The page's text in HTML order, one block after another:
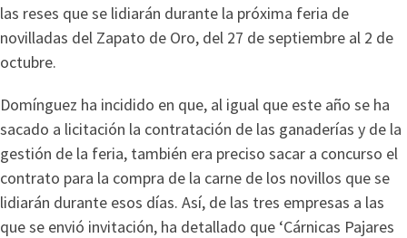
las reses que se lidiarán durante la próxima feria de
novilladas del Zapato de Oro, del 27 de septiembre al 2 de
octubre.
Domínguez ha incidido en que, al igual que este año se ha
sacado a licitación la contratación de las ganaderías y de la
gestión de la feria, también era preciso sacar a concurso el
contrato para la compra de la carne de los novillos que se
lidiarán durante esos días. Así, de las tres empresas a las
que se envió invitación, ha detallado que ‘Cárnicas Pajares